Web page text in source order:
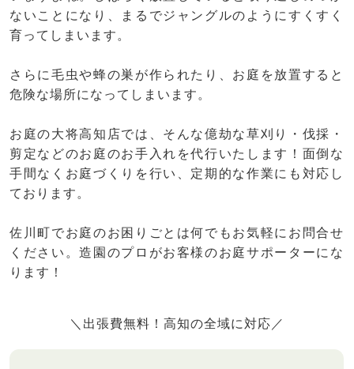
ないことになり、まるでジャングルのようにすくすく
育ってしまいます。
さらに毛虫や蜂の巣が作られたり、お庭を放置すると
危険な場所になってしまいます。
お庭の大将高知店では、そんな億劫な草刈り・伐採・
剪定などのお庭のお手入れを代行いたします！面倒な
手間なくお庭づくりを行い、定期的な作業にも対応し
ております。
佐川町でお庭のお困りごとは何でもお気軽にお問合せ
ください。造園のプロがお客様のお庭サポーターにな
ります！
＼出張費無料！高知の全域に対応／